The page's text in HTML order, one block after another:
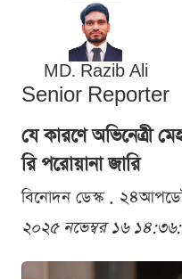
MD. Razib Ali
Senior Reporter
যে কারণে অভিনেত্রী
রি পরোয়ানা জারি
বিনোদন ডেস্ক .
২০২৫ নভেম্বর ১৬